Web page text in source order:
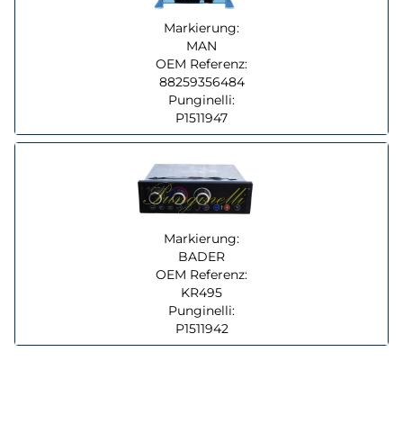
Markierung:
MAN
OEM Referenz:
88259356484
Punginelli:
P1511947
Markierung:
BADER
OEM Referenz:
KR495
Punginelli:
P1511942